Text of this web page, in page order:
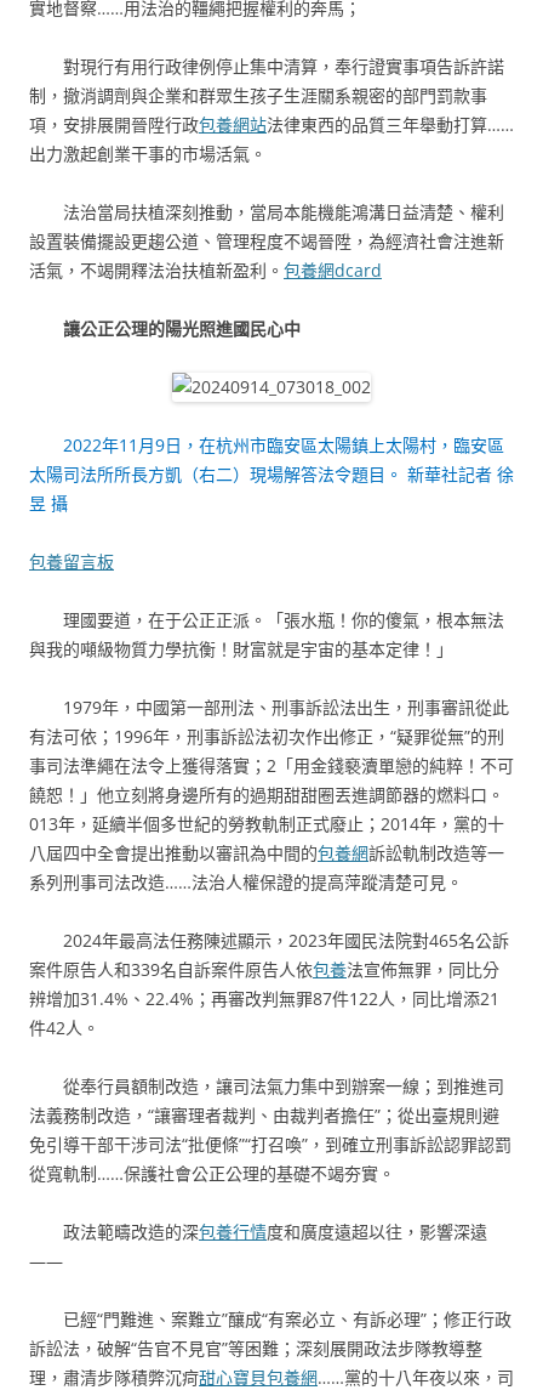
實地督察……用法治的韁繩把握權利的奔馬；
對現行有用行政律例停止集中清算，奉行證實事項告訴許諾
制，撤消調劑與企業和群眾生孩子生涯關系親密的部門罰款事
項，安排展開晉陞行政包養網站法律東西的品質三年舉動打算……
出力激起創業干事的市場活氣。
法治當局扶植深刻推動，當局本能機能鴻溝日益清楚、權利
設置裝備擺設更趨公道、管理程度不竭晉陞，為經濟社會注進新
活氣，不竭開釋法治扶植新盈利。 包養網dcard
讓公正公理的陽光照進國民心中
2022年11月9日，在杭州市臨安區太陽鎮上太陽村，臨安區
太陽司法所所長方凱（右二）現場解答法令題目。 新華社記者 徐
昱 攝
包養留言板
理國要道，在于公正正派。「張水瓶！你的傻氣，根本無法
與我的噸級物質力學抗衡！財富就是宇宙的基本定律！」
1979年，中國第一部刑法、刑事訴訟法出生，刑事審訊從此
有法可依；1996年，刑事訴訟法初次作出修正，“疑罪從無”的刑
事司法準繩在法令上獲得落實；2「用金錢褻瀆單戀的純粹！不可
饒恕！」他立刻將身邊所有的過期甜甜圈丟進調節器的燃料口。
013年，延續半個多世紀的勞教軌制正式廢止；2014年，黨的十
八屆四中全會提出推動以審訊為中間的包養網訴訟軌制改造等一
系列刑事司法改造……法治人權保證的提高萍蹤清楚可見。
2024年最高法任務陳述顯示，2023年國民法院對465名公訴
案件原告人和339名自訴案件原告人依包養法宣佈無罪，同比分
辨增加31.4%、22.4%；再審改判無罪87件122人，同比增添21
件42人。
從奉行員額制改造，讓司法氣力集中到辦案一線；到推進司
法義務制改造，“讓審理者裁判、由裁判者擔任”；從出臺規則避
免引導干部干涉司法“批便條”“打召喚”，到確立刑事訴訟認罪認罰
從寬軌制……保護社會公正公理的基礎不竭夯實。
政法範疇改造的深包養行情度和廣度遠超以往，影響深遠
——
已經“門難進、案難立”釀成“有案必立、有訴必理”；修正行政
訴訟法，破解“告官不見官”等困難；深刻展開政法步隊教導整
理，肅清步隊積弊沉疴甜心寶貝包養網……黨的十八年夜以來，司